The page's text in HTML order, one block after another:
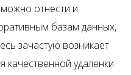
отнести и
базам данных,
зачастую возникает
качественной удаленки